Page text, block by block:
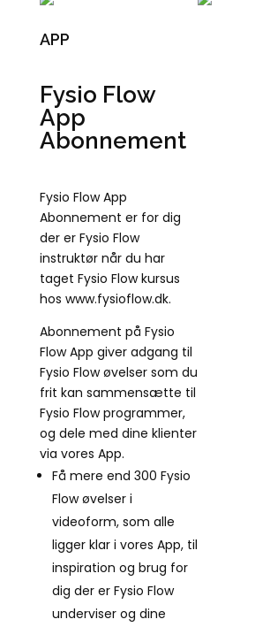
APP
Fysio Flow
App
Abonnement
Fysio Flow App
Abonnement er for dig
der er Fysio Flow
instruktør når du har
taget Fysio Flow kursus
hos www.fysioflow.dk.
Abonnement på Fysio
Flow App giver adgang til
Fysio Flow øvelser som du
frit kan sammensætte til
Fysio Flow programmer,
og dele med dine klienter
via vores App.
Få mere end 300 Fysio
Flow øvelser i
videoform, som alle
ligger klar i vores App, til
inspiration og brug for
dig der er Fysio Flow
underviser og dine